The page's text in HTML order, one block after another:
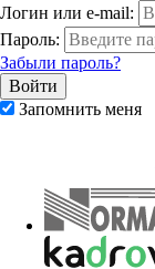
Логин или e-mail:
Пароль:
Забыли пароль?
Запомнить меня